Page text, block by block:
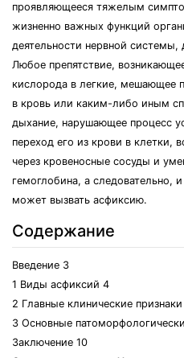
проявляющееся тяжелым
жизненно важных функций
деятельности нервной
Любое препятствие,
кислорода в легкие, мешающее
в кровь или каким-либо иным
дыхание, нарушающее процесс
переход его из крови в клетки,
через кровеносные сосуды и
гемоглобина, а следовательно,
может вызвать асфиксию.
Содержание
Введение 3
1 Виды асфиксий 4
2 Главные клинические
3 Основные
Заключение 10